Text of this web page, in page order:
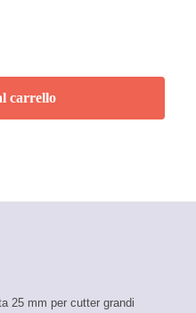
carrello
25 mm per cutter grandi